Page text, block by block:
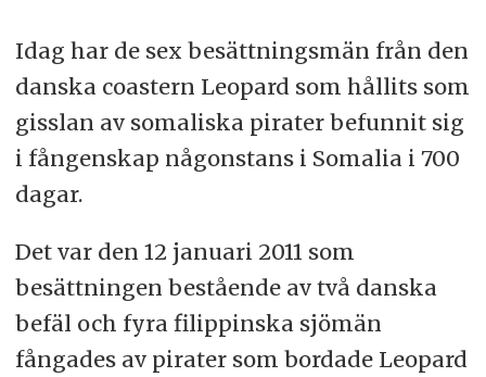
Idag har de sex besättningsmän från den
danska coastern Leopard som hållits som
gisslan av somaliska pirater befunnit sig
i fångenskap någonstans i Somalia i 700
dagar.
Det var den 12 januari 2011 som
besättningen bestående av två danska
befäl och fyra filippinska sjömän
fångades av pirater som bordade Leopard